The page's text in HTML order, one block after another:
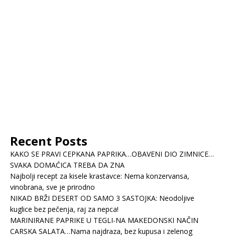
Recent Posts
KAKO SE PRAVI CEPKANA PAPRIKA…OBAVENI DIO ZIMNICE…
SVAKA DOMAĆICA TREBA DA ZNA
Najbolji recept za kisele krastavce: Nema konzervansa,
vinobrana, sve je prirodno
NIKAD BRŽI DESERT OD SAMO 3 SASTOJKA: Neodoljive
kuglice bez pečenja, raj za nepca!
MARINIRANE PAPRIKE U TEGLI-NA MAKEDONSKI NAČIN
CARSKA SALATA…Nama najdraza, bez kupusa i zelenog